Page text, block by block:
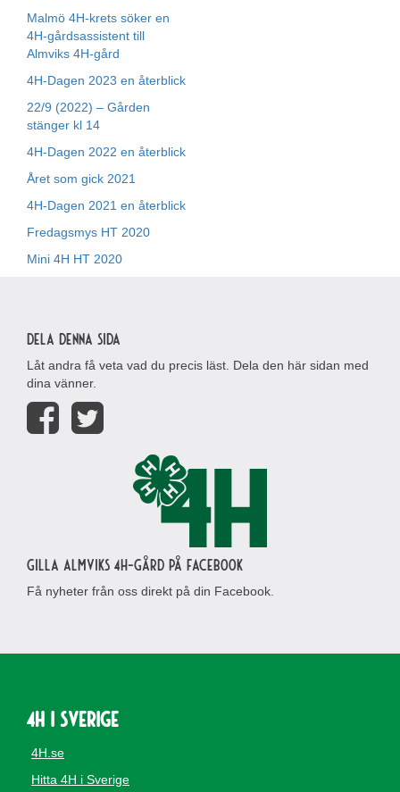
Malmö 4H-krets söker en
4H-gårdsassistent till
Almviks 4H-gård
4H-Dagen 2023 en återblick
22/9 (2022) – Gården
stänger kl 14
4H-Dagen 2022 en återblick
Året som gick 2021
4H-Dagen 2021 en återblick
Fredagsmys HT 2020
Mini 4H HT 2020
Dela denna sida
Låt andra få veta vad du precis läst. Dela den här sidan med
dina vänner.
Gilla Almviks 4H-gård på Facebook
Få nyheter från oss direkt på din Facebook.
4H i Sverige
4H.se
Hitta 4H i Sverige